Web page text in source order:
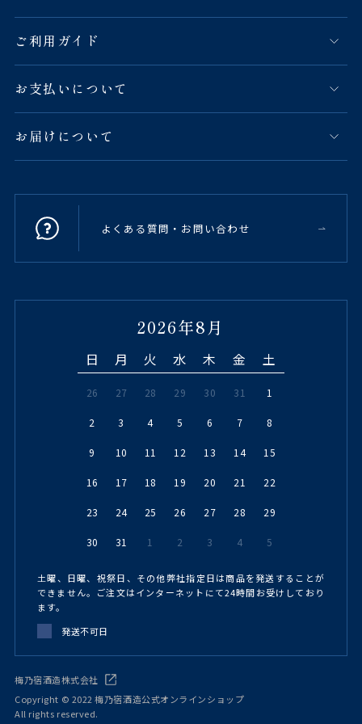
ご利用ガイド
お支払いについて
お届けについて
よくある質問・お問い合わせ
2026年8月
日 月 火 水 木 金 土
26 27 28 29 30 31 1
2 3 4 5 6 7 8
9 10 11 12 13 14 15
16 17 18 19 20 21 22
23 24 25 26 27 28 29
30 31 1 2 3 4 5
土曜、日曜、祝祭日、その他弊社指定日は商品を発送することが
できません。ご注文はインターネットにて24時間お受けしており
ます。
発送不可日
梅乃宿酒造株式会社
Copyright © 2022 梅乃宿酒造公式オンラインショップ
All rights reserved.